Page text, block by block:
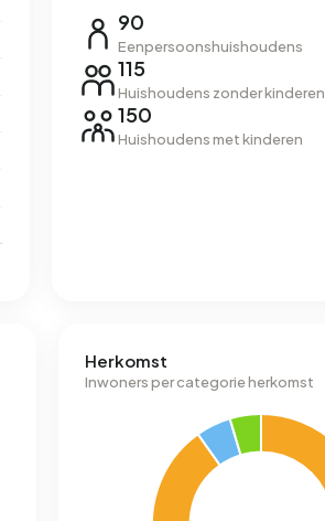
90
Eenpersoonshuishoudens
115
Huishoudens zonder kinderen
150
Huishoudens met kinderen
Herkomst
Inwoners per categorie herkomst